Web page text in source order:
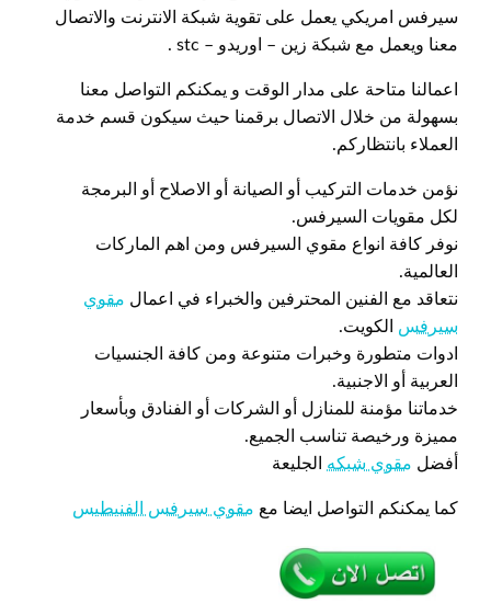
سيرفس امريكي يعمل على تقوية شبكة الانترنت والاتصال
معنا ويعمل مع شبكة زين – اوريدو – stc .
اعمالنا متاحة على مدار الوقت و يمكنكم التواصل معنا
بسهولة من خلال الاتصال برقمنا حيث سيكون قسم خدمة
العملاء بانتظاركم.
نؤمن خدمات التركيب أو الصيانة أو الاصلاح أو البرمجة
لكل مقويات السيرفس.
نوفر كافة انواع مقوي السيرفس ومن اهم الماركات
العالمية.
نتعاقد مع الفنين المحترفين والخبراء في اعمال مقوي
سيرفس الكويت.
ادوات متطورة وخبرات متنوعة ومن كافة الجنسيات
العربية أو الاجنبية.
خدماتنا مؤمنة للمنازل أو الشركات أو الفنادق وبأسعار
مميزة ورخيصة تناسب الجميع.
أفضل مقوي شبكه الجليعة
كما يمكنكم التواصل ايضا مع مقوي سيرفس الفنيطيس